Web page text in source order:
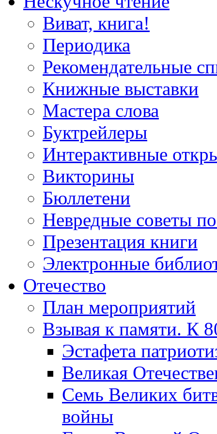
Виват, книга!
Периодика
Рекомендательные
Книжные выставки
Мастера слова
Буктрейлеры
Интерактивные
Викторины
Бюллетени
Невредные советы
Презентация книги
Электронные
Отечество
План мероприятий
Взывая к памяти. К
Эcтафета
Великая
Семь Великих
войны